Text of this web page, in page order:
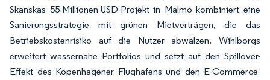
Skanskas 55-Millionen-USD-Projekt in Malmö kombiniert eine
Sanierungsstrategie mit grünen Mietverträgen, die das
Betriebskostenrisiko auf die Nutzer abwälzen. Wihlborgs
erweitert wassernahe Portfolios und setzt auf den Spillover-
Effekt des Kopenhagener Flughafens und den E-Commerce-